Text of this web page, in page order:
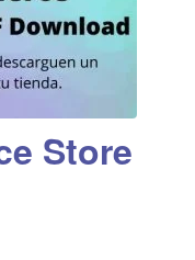
Store